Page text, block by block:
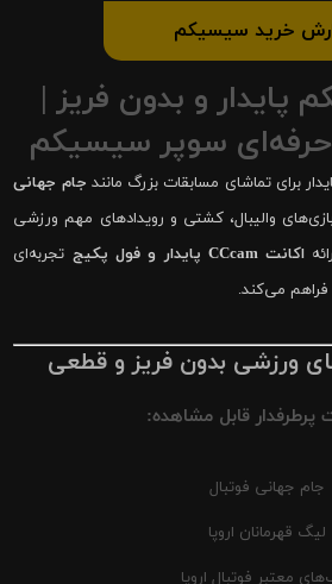
خرید سیسیکم
پایدار و بدون فریز |
حرفه‌ای سوپر سیسیکم
برای تماشای مسابقات بزرگ مانند جام جهانی
بازی‌های والیبال، کشتی و رویدادهای مهم ورزشی
اکانت CCcam پایدار و فول پکیج
تجربه‌ای
فراهم می‌کند.
ورزشی بدون فریز و قطعی
پرطرفدار قابل مشاهده:
جام جهانی فوتبال
لیگ قهرمانان اروپا
معتبر فوتبال اروپا